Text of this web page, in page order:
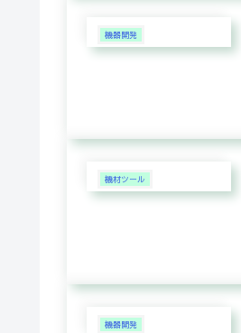
機器開発
機材ツール
機器開発